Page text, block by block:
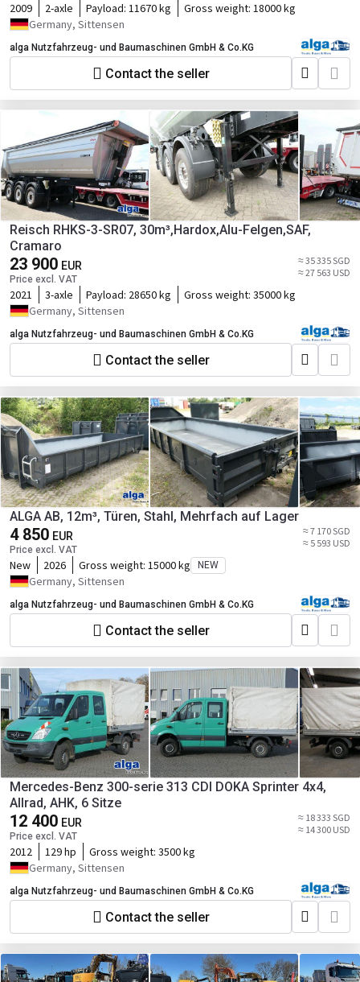
2009 2-axle Payload: 11670 kg Gross weight: 18000 kg
Germany, Sittensen
alga Nutzfahrzeug- und Baumaschinen GmbH & Co.KG
Contact the seller
Reisch RHKS-3-SR07, 30m³,Hardox,Alu-Felgen,SAF,
Cramaro
23 900 EUR
Price excl. VAT
≈ 35 335 SGD
≈ 27 563 USD
2021 3-axle Payload: 28650 kg Gross weight: 35000 kg
Germany, Sittensen
alga Nutzfahrzeug- und Baumaschinen GmbH & Co.KG
Contact the seller
ALGA AB, 12m³, Türen, Stahl, Mehrfach auf Lager
4 850 EUR
Price excl. VAT
≈ 7 170 SGD
≈ 5 593 USD
New 2026 Gross weight: 15000 kg NEW
Germany, Sittensen
alga Nutzfahrzeug- und Baumaschinen GmbH & Co.KG
Contact the seller
Mercedes-Benz 300-serie 313 CDI DOKA Sprinter 4x4,
Allrad, AHK, 6 Sitze
12 400 EUR
Price excl. VAT
≈ 18 333 SGD
≈ 14 300 USD
2012 129 hp Gross weight: 3500 kg
Germany, Sittensen
alga Nutzfahrzeug- und Baumaschinen GmbH & Co.KG
Contact the seller